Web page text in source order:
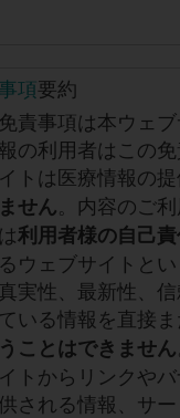
項要約
責事項は本ウェ
の利用者はこの
トは医療情報の
せん。内容のご
利用者様の自己
ウェブサイトと
実性、最新性、
いる情報を直接
ことはできません
トからリンクや
される情報、サ